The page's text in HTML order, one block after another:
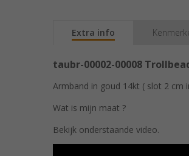
Extra info
taubr-00002-00008
Armband in goud 14kt ( slot 2 cm
Wat is mijn maat ?
Bekijk onderstaande video.